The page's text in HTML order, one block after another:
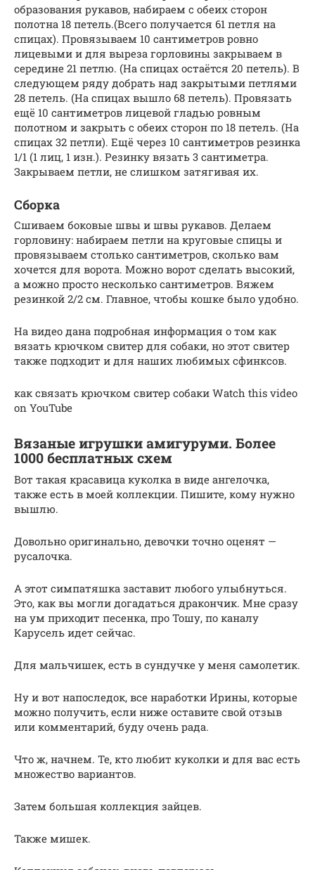
образования рукавов, набираем с обеих сторон
полотна 18 петель.(Всего получается 61 петля на
спицах). Провязываем 10 сантиметров ровно
лицевыми и для выреза горловины закрываем в
середине 21 петлю. (На спицах остаётся 20 петель). В
следующем ряду добрать над закрытыми петлями
28 петель. (На спицах вышло 68 петель). Провязать
ещё 10 сантиметров лицевой гладью ровным
полотном и закрыть с обеих сторон по 18 петель. (На
спицах 32 петли). Ещё через 10 сантиметров резинка
1/1 (1 лиц, 1 изн.). Резинку вязать 3 сантиметра.
Закрываем петли, не слишком затягивая их.
Сборка
Сшиваем боковые швы и швы рукавов. Делаем
горловину: набираем петли на круговые спицы и
провязываем столько сантиметров, сколько вам
хочется для ворота. Можно ворот сделать высокий,
а можно просто несколько сантиметров. Вяжем
резинкой 2/2 см. Главное, чтобы кошке было удобно.
На видео дана подробная информация о том как
вязать крючком свитер для собаки, но этот свитер
также подходит и для наших любимых сфинксов.
как связать крючком свитер собаки Watch this video
on YouTube
Вязаные игрушки амигуруми. Более
1000 бесплатных схем
Вот такая красавица куколка в виде ангелочка,
также есть в моей коллекции. Пишите, кому нужно
вышлю.
Довольно оригинально, девочки точно оценят —
русалочка.
А этот симпатяшка заставит любого улыбнуться.
Это, как вы могли догадаться дракончик. Мне сразу
на ум приходит песенка, про Тошу, по каналу
Карусель идет сейчас.
Для мальчишек, есть в сундучке у меня самолетик.
Ну и вот напоследок, все наработки Ирины, которые
можно получить, если ниже оставите свой отзыв
или комментарий, буду очень рада.
Что ж, начнем. Те, кто любит куколки и для вас есть
множество вариантов.
Затем большая коллекция зайцев.
Также мишек.